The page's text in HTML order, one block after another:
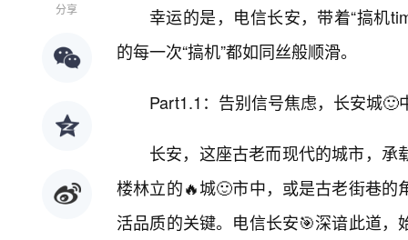
分享
幸运的是，电信长安，带着“搞机
的每一次“搞机”都如同丝般顺滑。
Part1.1：告别信号焦虑，长安城🙂
长安，这座古老而现代的城市，
楼林立的🔥城🙂市中，或是古老街巷
活品质的关键。电信长安🎯深谙此道